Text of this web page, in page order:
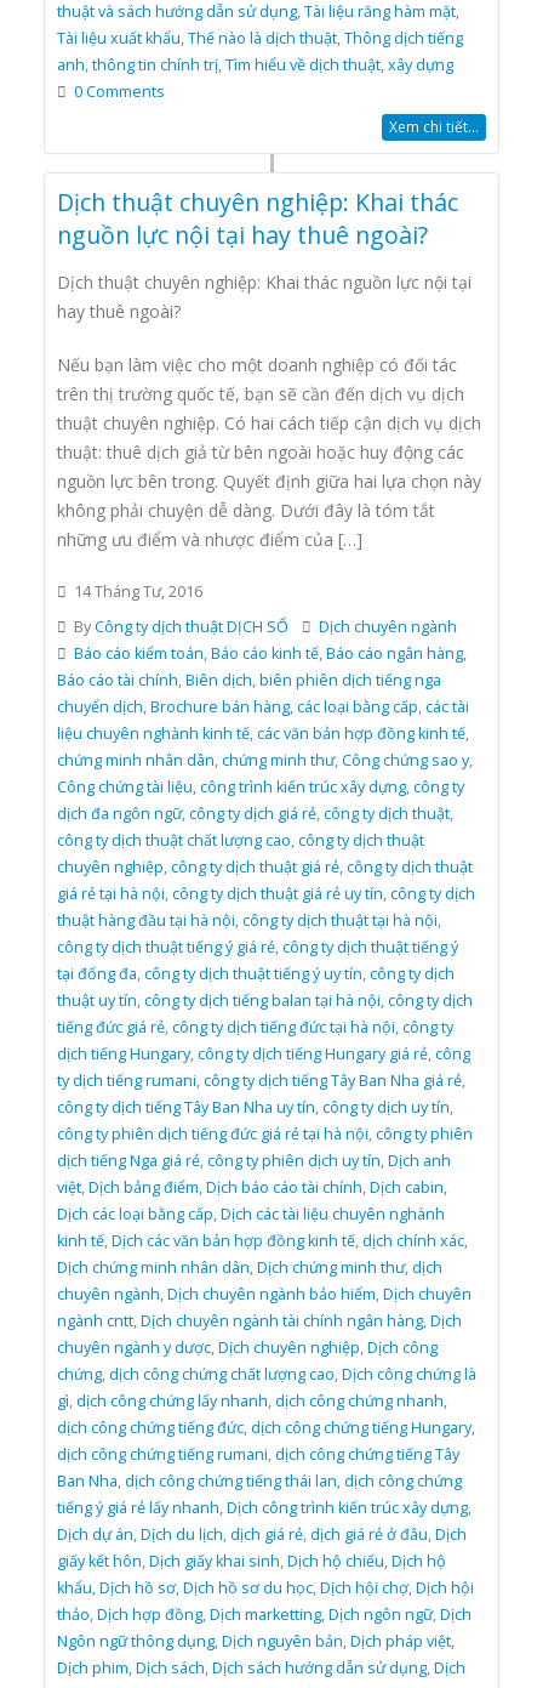
thuật và sách hướng dẫn sử dụng,Tài liệu răng hàm mặt,
Tài liệu xuất khẩu,Thế nào là dịch thuật,Thông dịch tiếng
anh,thông tin chính trị,Tìm hiểu về dịch thuật,xây dựng
0 Comments
Xem chi tiết...
Dịch thuật chuyên nghiệp: Khai thác
nguồn lực nội tại hay thuê ngoài?
Dịch thuật chuyên nghiệp: Khai thác nguồn lực nội tại
hay thuê ngoài?
Nếu bạn làm việc cho một doanh nghiệp có đối tác
trên thị trường quốc tế, bạn sẽ cần đến dịch vụ dịch
thuật chuyên nghiệp. Có hai cách tiếp cận dịch vụ dịch
thuật: thuê dịch giả từ bên ngoài hoặc huy động các
nguồn lực bên trong. Quyết định giữa hai lựa chọn này
không phải chuyện dễ dàng. Dưới đây là tóm tắt
những ưu điểm và nhược điểm của […]
14 Tháng Tư, 2016
ByCông ty dịch thuật DỊCH SỐ
Dịch chuyên ngành
Báo cáo kiểm toán,Báo cáo kinh tế,Báo cáo ngân hàng,
Báo cáo tài chính,Biên dịch,biên phiên dịch tiếng nga
chuyển dịch,Brochure bán hàng,các loại bằng cấp,các tài
liệu chuyên nghành kinh tế,các văn bản hợp đồng kinh tế,
chứng minh nhân dân,chứng minh thư,Công chứng sao y,
Công chứng tài liệu,công trình kiến trúc xây dựng,công ty
dịch đa ngôn ngữ,công ty dịch giá rẻ,công ty dịch thuật,
công ty dịch thuật chất lượng cao,công ty dịch thuật
chuyên nghiệp,công ty dịch thuật giá rẻ,công ty dịch thuật
giá rẻ tại hà nội,công ty dịch thuật giá rẻ uy tín,công ty dịch
thuật hàng đầu tại hà nội,công ty dịch thuật tại hà nội,
công ty dịch thuật tiếng ý giá rẻ,công ty dịch thuật tiếng ý
tại đống đa,công ty dịch thuật tiếng ý uy tín,công ty dịch
thuật uy tín,công ty dịch tiếng balan tại hà nội,công ty dịch
tiếng đức giá rẻ,công ty dịch tiếng đức tại hà nội,công ty
dịch tiếng Hungary,công ty dịch tiếng Hungary giá rẻ,công
ty dịch tiếng rumani,công ty dịch tiếng Tây Ban Nha giá rẻ,
công ty dịch tiếng Tây Ban Nha uy tín,công ty dịch uy tín,
công ty phiên dịch tiếng đức giá rẻ tại hà nội,công ty phiên
dịch tiếng Nga giá rẻ,công ty phiên dịch uy tín,Dịch anh
việt,Dịch bảng điểm,Dịch báo cáo tài chính,Dịch cabin,
Dịch các loại bằng cấp,Dịch các tài liệu chuyên nghành
kinh tế,Dịch các văn bản hợp đồng kinh tế,dịch chính xác,
Dịch chứng minh nhân dân,Dịch chứng minh thư,dịch
chuyên ngành,Dịch chuyên ngành bảo hiểm,Dịch chuyên
ngành cntt,Dịch chuyên ngành tài chính ngân hàng,Dịch
chuyên ngành y dược,Dịch chuyên nghiệp,Dịch công
chứng,dịch công chứng chất lượng cao,Dịch công chứng là
gì,dịch công chứng lấy nhanh,dịch công chứng nhanh,
dịch công chứng tiếng đức,dịch công chứng tiếng Hungary,
dịch công chứng tiếng rumani,dịch công chứng tiếng Tây
Ban Nha,dịch công chứng tiếng thái lan,dịch công chứng
tiếng ý giá rẻ lấy nhanh,Dịch công trình kiến trúc xây dựng,
Dịch dự án,Dịch du lịch,dịch giá rẻ,dịch giá rẻ ở đâu,Dịch
giấy kết hôn,Dịch giấy khai sinh,Dịch hộ chiếu,Dịch hộ
khẩu,Dịch hồ sơ,Dịch hồ sơ du học,Dịch hội chợ,Dịch hội
thảo,Dịch hợp đồng,Dịch marketting,Dịch ngôn ngữ,Dịch
Ngôn ngữ thông dụng,Dịch nguyên bản,Dịch pháp việt,
Dịch phim,Dịch sách,Dịch sách hướng dẫn sử dụng,Dịch